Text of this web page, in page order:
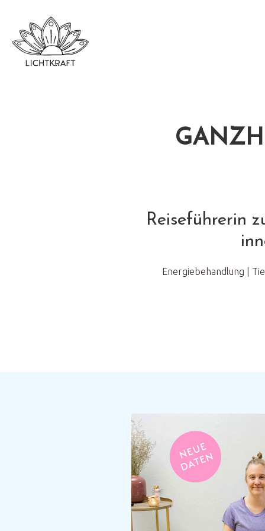
Reiseführerin
Energiebehandlung |